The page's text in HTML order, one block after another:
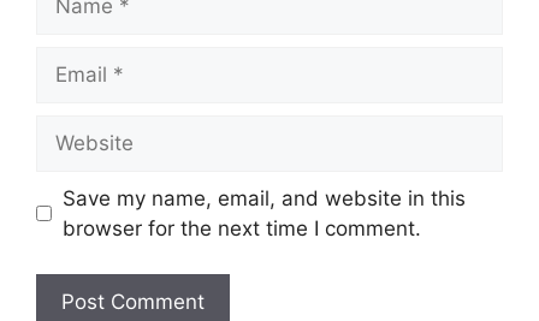
Save my name, email, and website in this
browser for the next time I comment.